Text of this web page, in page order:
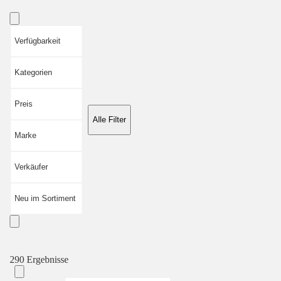
Verfügbarkeit
Kategorien
Preis
Marke
Verkäufer
Neu im Sortiment
Alle Filter
290 Ergebnisse